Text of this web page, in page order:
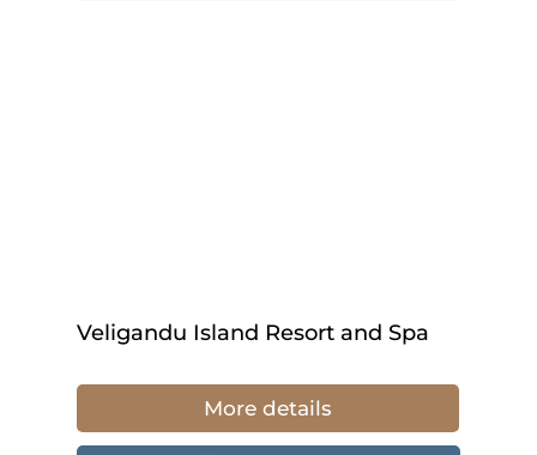
Veligandu Island Resort and Spa
More details